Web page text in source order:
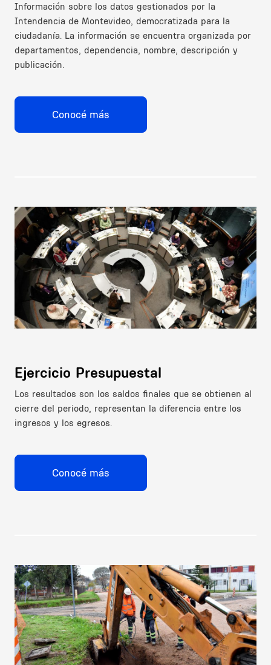
Información sobre los datos gestionados por la
Intendencia de Montevideo, democratizada para la
ciudadanía. La información se encuentra organizada por
departamentos, dependencia, nombre, descripción y
publicación.
Conocé más
Image
Ejercicio Presupuestal
Los resultados son los saldos finales que se obtienen al
cierre del periodo, representan la diferencia entre los
ingresos y los egresos.
Conocé más
Image